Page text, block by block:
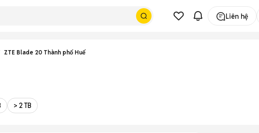
Liên hệ
ZTE Blade 20 Thành phố Huế
> 2 TB